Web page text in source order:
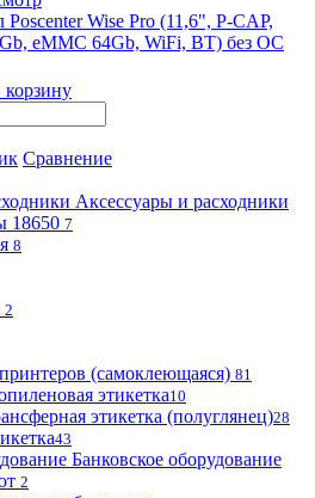
Poscenter Wise Pro (11,6", P-CAP,
eMMC 64Gb, WiFi, BT) без ОС
Сравнение
Аксессуары и расходники
18650 7
8
2
(самоклеющаяся) 81
этикетка10
этикетка (полуглянец)28
43
Банковское оборудование
2